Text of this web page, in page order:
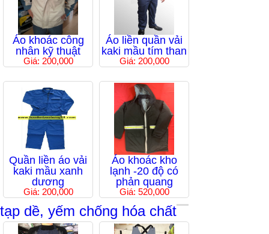
Áo khoác công
nhân kỹ thuật
Giá: 200,000
Áo liền quần vải
kaki mầu tím than
Giá: 200,000
Quần liền áo vải
kaki mầu xanh
dương
Giá: 200,000
Áo khoác kho
lạnh -20 độ có
phản quang
Giá: 520,000
tạp dề, yếm chống hóa chất